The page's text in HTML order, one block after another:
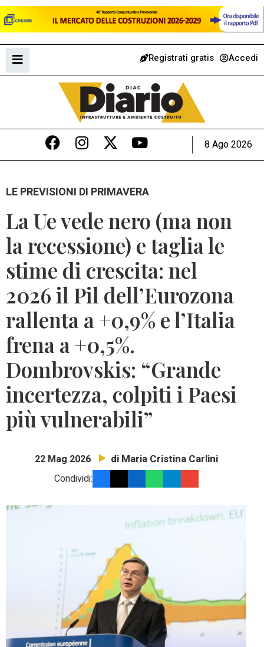
Registrati gratis Accedi
8 Ago 2026
LE PREVISIONI DI PRIMAVERA
La Ue vede nero (ma non
la recessione) e taglia le
stime di crescita: nel
2026 il Pil dell’Eurozona
rallenta a +0,9% e l’Italia
frena a +0,5%.
Dombrovskis: “Grande
incertezza, colpiti i Paesi
più vulnerabili”
22 Mag 2026 di Maria Cristina Carlini
Condividi: